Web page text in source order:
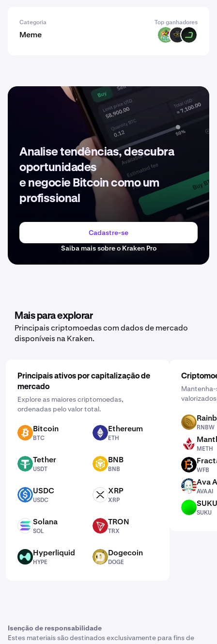
Categoria Top ganhadores
Meme PODGE CATA DARK
Analise tendências, descubra
oportunidades
e negocie Bitcoin como um
profissional
Cadastre-se
Saiba mais sobre o Kraken Pro
Mais para explorar
Principais criptomoedas com dados de mercado
disponíveis na Kraken.
Principais ativos por capitalização de
mercado
Explore as maiores criptomoedas,
ordenadas pelo valor total.
BTC Bitcoin
BTC
ETH Ethereum
ETH
USDT Tether
USDT
BNB BNB
BNB
USDC USDC
USDC
XRP XRP
XRP
SOL Solana
SOL
TRX TRON
TRX
HYPE Hyperliquid
HYPE
DOGE Dogecoin
DOGE
RNBW
RNBW
METH
METH
WFB
WFB
AVAAI Ava
AVAAI
SUKU
SUKU
Isenção de responsabilidade
Estes materiais são destinados exclusivamente para fins de